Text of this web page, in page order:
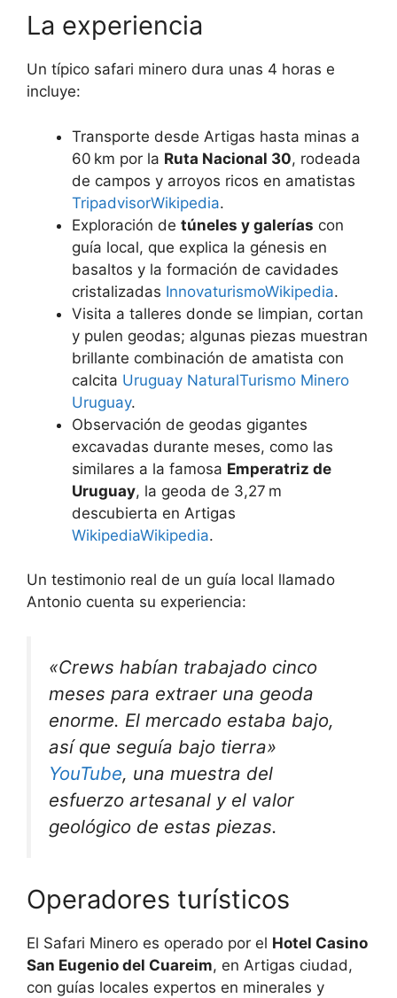
La experiencia
Un típico safari minero dura unas 4 horas e
incluye:
Transporte desde Artigas hasta minas a
60 km por la Ruta Nacional 30, rodeada
de campos y arroyos ricos en amatistas
TripadvisorWikipedia.
Exploración de túneles y galerías con
guía local, que explica la génesis en
basaltos y la formación de cavidades
cristalizadas InnovaturismoWikipedia.
Visita a talleres donde se limpian, cortan
y pulen geodas; algunas piezas muestran
brillante combinación de amatista con
calcita Uruguay NaturalTurismo Minero
Uruguay.
Observación de geodas gigantes
excavadas durante meses, como las
similares a la famosa Emperatriz de
Uruguay, la geoda de 3,27 m
descubierta en Artigas
WikipediaWikipedia.
Un testimonio real de un guía local llamado
Antonio cuenta su experiencia:
«Crews habían trabajado cinco
meses para extraer una geoda
enorme. El mercado estaba bajo,
así que seguía bajo tierra»
YouTube, una muestra del
esfuerzo artesanal y el valor
geológico de estas piezas.
Operadores turísticos
El Safari Minero es operado por el Hotel Casino
San Eugenio del Cuareim, en Artigas ciudad,
con guías locales expertos en minerales y